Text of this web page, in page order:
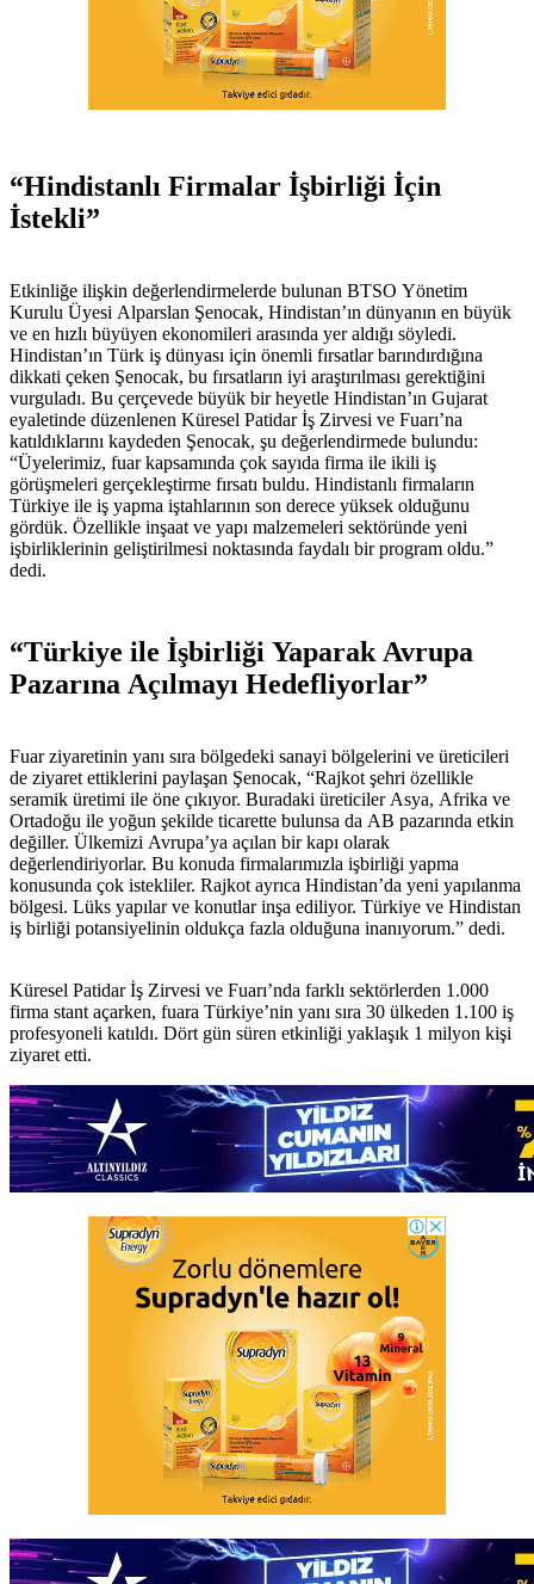
“Hindistanlı Firmalar İşbirliği İçin
İstekli”
Etkinliğe ilişkin değerlendirmelerde bulunan BTSO Yönetim
Kurulu Üyesi Alparslan Şenocak, Hindistan’ın dünyanın en büyük
ve en hızlı büyüyen ekonomileri arasında yer aldığı söyledi.
Hindistan’ın Türk iş dünyası için önemli fırsatlar barındırdığına
dikkati çeken Şenocak, bu fırsatların iyi araştırılması gerektiğini
vurguladı. Bu çerçevede büyük bir heyetle Hindistan’ın Gujarat
eyaletinde düzenlenen Küresel Patidar İş Zirvesi ve Fuarı’na
katıldıklarını kaydeden Şenocak, şu değerlendirmede bulundu:
“Üyelerimiz, fuar kapsamında çok sayıda firma ile ikili iş
görüşmeleri gerçekleştirme fırsatı buldu. Hindistanlı firmaların
Türkiye ile iş yapma iştahlarının son derece yüksek olduğunu
gördük. Özellikle inşaat ve yapı malzemeleri sektöründe yeni
işbirliklerinin geliştirilmesi noktasında faydalı bir program oldu.”
dedi.
“Türkiye ile İşbirliği Yaparak Avrupa
Pazarına Açılmayı Hedefliyorlar”
Fuar ziyaretinin yanı sıra bölgedeki sanayi bölgelerini ve üreticileri
de ziyaret ettiklerini paylaşan Şenocak, “Rajkot şehri özellikle
seramik üretimi ile öne çıkıyor. Buradaki üreticiler Asya, Afrika ve
Ortadoğu ile yoğun şekilde ticarette bulunsa da AB pazarında etkin
değiller. Ülkemizi Avrupa’ya açılan bir kapı olarak
değerlendiriyorlar. Bu konuda firmalarımızla işbirliği yapma
konusunda çok istekliler. Rajkot ayrıca Hindistan’da yeni yapılanma
bölgesi. Lüks yapılar ve konutlar inşa ediliyor. Türkiye ve Hindistan
iş birliği potansiyelinin oldukça fazla olduğuna inanıyorum.” dedi.
Küresel Patidar İş Zirvesi ve Fuarı’nda farklı sektörlerden 1.000
firma stant açarken, fuara Türkiye’nin yanı sıra 30 ülkeden 1.100 iş
profesyoneli katıldı. Dört gün süren etkinliği yaklaşık 1 milyon kişi
ziyaret etti.